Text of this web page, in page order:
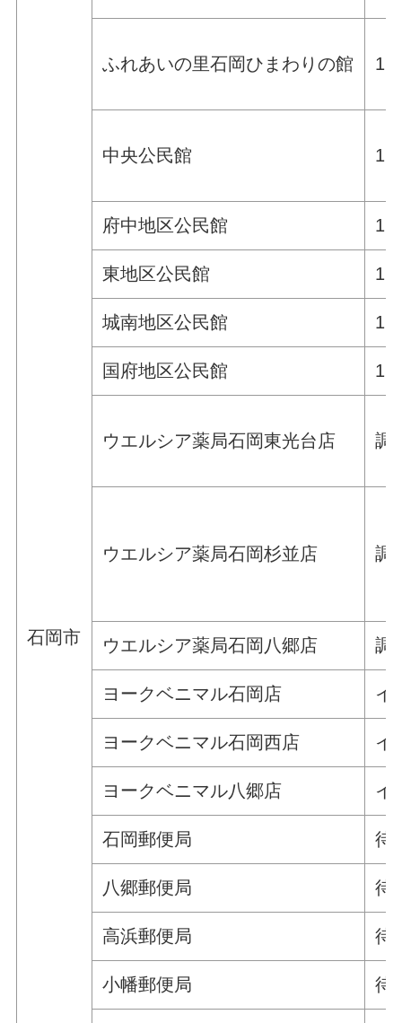
石岡市
ふれあいの里石岡ひまわりの館 1
中央公民館 1
府中地区公民館 1
東地区公民館 1
城南地区公民館 1
国府地区公民館 1
ウエルシア薬局石岡東光台店 調
ウエルシア薬局石岡杉並店 調
ウエルシア薬局石岡八郷店 調
ヨークベニマル石岡店 イ
ヨークベニマル石岡西店 イ
ヨークベニマル八郷店 イ
石岡郵便局 待
八郷郵便局 待
高浜郵便局 待
小幡郵便局 待